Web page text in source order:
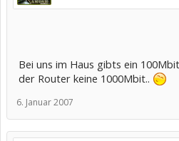
Bei uns im Haus gibts ein
der Router keine 1000Mbit..
6. Januar 2007